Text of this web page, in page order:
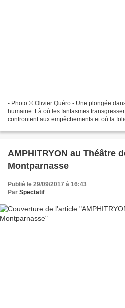
- Photo © Olivier Quéro - Une plongée
humaine. Là où les fantasmes
confrontent aux empêchements et où la
AMPHITRYON au Théâtre
Montparnasse
Publié le 29/09/2017 à 16:43
Par Spectatif